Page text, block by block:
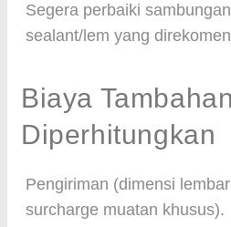
Segera perbaiki
sealant/lem yang
Biaya
Diperhitungkan
Pengiriman (dimensi
surcharge muatan khusus).